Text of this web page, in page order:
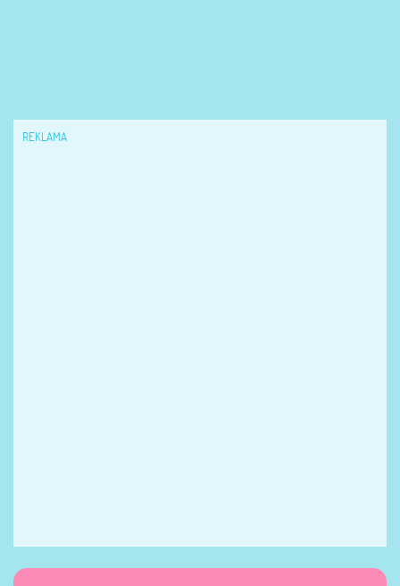
REKLAMA